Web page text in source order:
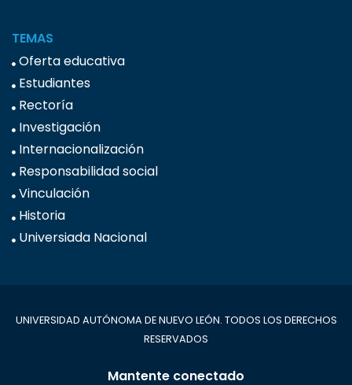
TEMAS
Oferta educativa
Estudiantes
Rectoría
Investigación
Internacionalización
Responsabilidad social
Vinculación
Historia
Universiada Nacional
UNIVERSIDAD AUTÓNOMA DE NUEVO LEÓN. TODOS LOS DERECHOS
RESERVADOS
Mantente conectado